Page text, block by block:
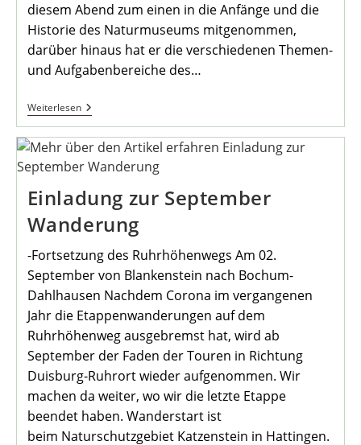
diesem Abend zum einen in die Anfänge und die
Historie des Naturmuseums mitgenommen,
darüber hinaus hat er die verschiedenen Themen-
und Aufgabenbereiche des…
WeiterlesenAm
1.
September
Wieder
Online
Stammtisch
Einladung zur September
Wanderung
-Fortsetzung des Ruhrhöhenwegs Am 02.
September von Blankenstein nach Bochum-
Dahlhausen Nachdem Corona im vergangenen
Jahr die Etappenwanderungen auf dem
Ruhrhöhenweg ausgebremst hat, wird ab
September der Faden der Touren in Richtung
Duisburg-Ruhrort wieder aufgenommen. Wir
machen da weiter, wo wir die letzte Etappe
beendet haben. Wanderstart ist
beim Naturschutzgebiet Katzenstein in Hattingen.